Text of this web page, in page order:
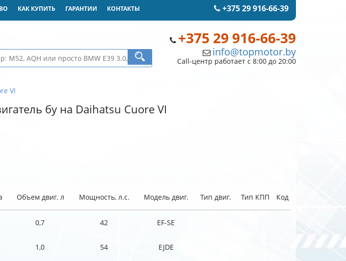
+375 29 916-66-39
КАК КУПИТЬ ГАРАНТИИ КОНТАКТЫ
+375 29 916-66-39
info@topmotor.by
Call-центр работает с 8:00 до 20:00
VI
бу на Daihatsu Cuore VI
Объем двиг. л Мощность, л.с. Модель двиг. Тип двиг. Тип КПП Код
0,7 42 EF-SE
1,0 54 EJDE